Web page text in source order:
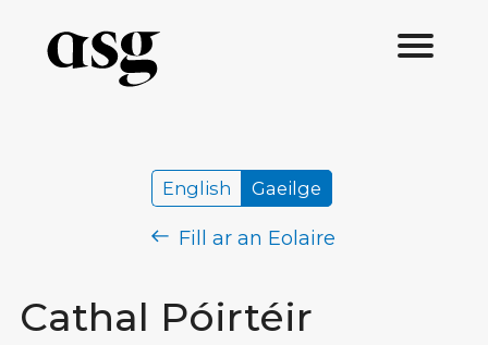
Cathal Póirtéir
English Gaeilge
Fill ar an Eolaire